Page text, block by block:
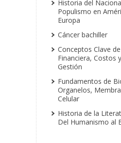
Historia del
Populismo en
Europa
Cáncer bachiller
Conceptos Clave
Financiera, Costos
Gestión
Fundamentos de
Organelos,
Celular
Historia de la
Del Humanismo al